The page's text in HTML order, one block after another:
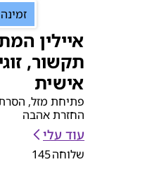
איילין
תקשור,
אישית
פתיחת מזל,
החזרת אהבה
עוד עלי
שלוחה145